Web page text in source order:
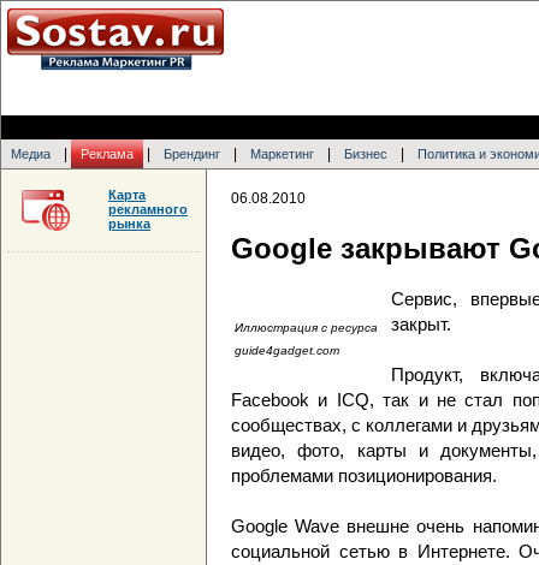
Медиа Реклама Брендинг Маркетинг Бизнес Политика и
06.08.2010
Google закрывают
Иллюстрация с ресурса
guide4gadget.com
Сервис,
закрыт.
Продукт,
Facebook и ICQ, так и не стал
сообществах, с коллегами и
видео, фото, карты и
проблемами позиционирования.
Google Wave внешне очень
социальной сетью в Интернете.
Карта
рекламного
рынка